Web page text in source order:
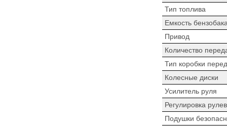
Тип топлива
Емкость
Привод
Количество
Тип коробки
Колесные диски
Усилитель руля
Регулировка
Подушки